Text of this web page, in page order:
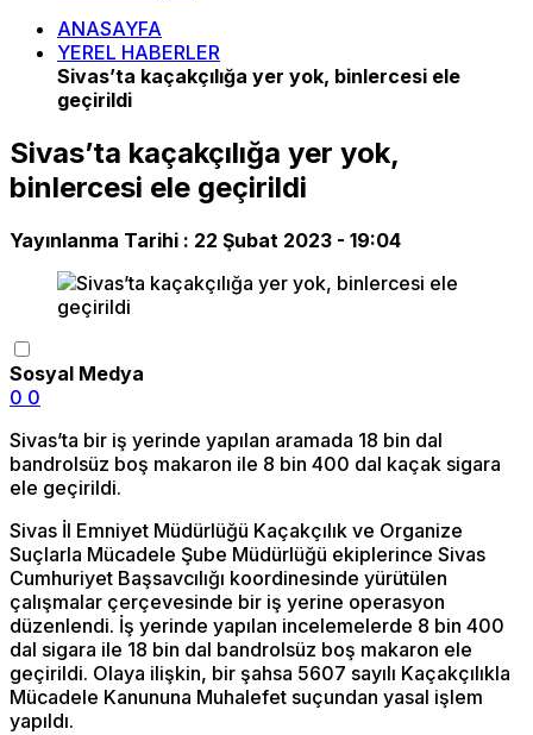
ANASAYFA
YEREL HABERLER
Sivas’ta kaçakçılığa yer yok, binlercesi ele
geçirildi
Sivas’ta kaçakçılığa yer yok,
binlercesi ele geçirildi
Yayınlanma Tarihi : 22 Şubat 2023 - 19:04
Sosyal Medya
0 0
Sivas’ta bir iş yerinde yapılan aramada 18 bin dal
bandrolsüz boş makaron ile 8 bin 400 dal kaçak sigara
ele geçirildi.
Sivas İl Emniyet Müdürlüğü Kaçakçılık ve Organize
Suçlarla Mücadele Şube Müdürlüğü ekiplerince Sivas
Cumhuriyet Başsavcılığı koordinesinde yürütülen
çalışmalar çerçevesinde bir iş yerine operasyon
düzenlendi. İş yerinde yapılan incelemelerde 8 bin 400
dal sigara ile 18 bin dal bandrolsüz boş makaron ele
geçirildi. Olaya ilişkin, bir şahsa 5607 sayılı Kaçakçılıkla
Mücadele Kanununa Muhalefet suçundan yasal işlem
yapıldı.